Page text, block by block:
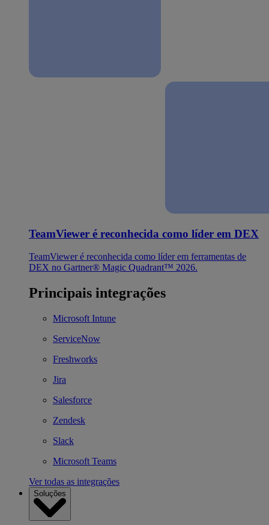
TeamViewer é reconhecida como líder em DEX
TeamViewer é reconhecida como líder em ferramentas de
DEX no Gartner® Magic Quadrant™ 2026.
Principais integrações
Microsoft Intune
ServiceNow
Freshworks
Jira
Salesforce
Zendesk
Slack
Microsoft Teams
Ver todas as integrações
Soluções